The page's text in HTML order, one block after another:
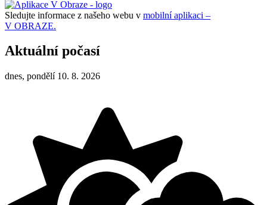
Sledujte informace z našeho webu v mobilní aplikaci –
V OBRAZE.
Aktuální počasí
dnes, pondělí 10. 8. 2026